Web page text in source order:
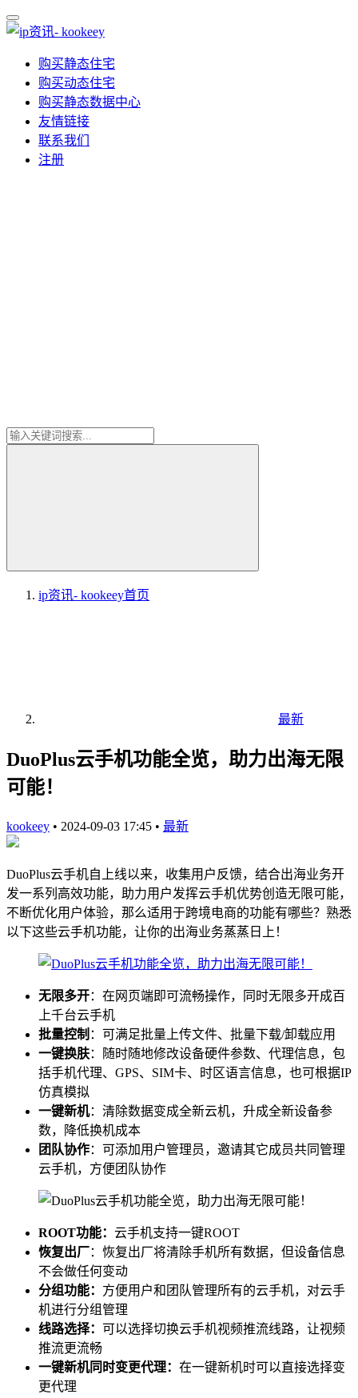
购买静态住宅
购买动态住宅
购买静态数据中心
友情链接
联系我们
注册
ip资讯- kookeey首页
最新
DuoPlus云手机功能全览，助力出海无限
可能！
kookeey • 2024-09-03 17:45 • 最新
DuoPlus云手机自上线以来，收集用户反馈，结合出海业务开
发一系列高效功能，助力用户发挥云手机优势创造无限可能，
不断优化用户体验，那么适用于跨境电商的功能有哪些？熟悉
以下这些云手机功能，让你的出海业务蒸蒸日上！
无限多开：在网页端即可流畅操作，同时无限多开成百
上千台云手机
批量控制 ：可满足批量上传文件、批量下载/卸载应用
一键换肤：随时随地修改设备硬件参数、代理信息，包
括手机代理、GPS、SIM卡、时区语言信息，也可根据IP
仿真模拟
一键新机：清除数据变成全新云机，升成全新设备参
数，降低换机成本
团队协作：可添加用户管理员，邀请其它成员共同管理
云手机，方便团队协作
ROOT功能： 云手机支持一键ROOT
恢复出厂：恢复出厂将清除手机所有数据，但设备信息
不会做任何变动
分组功能： 方便用户和团队管理所有的云手机，对云手
机进行分组管理
线路选择： 可以选择切换云手机视频推流线路，让视频
推流更流畅
一键新机同时变更代理： 在一键新机时可以直接选择变
更代理